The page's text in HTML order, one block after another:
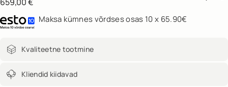
Maksa kümnes võrdses osas 10 x 65.90€
Kvaliteetne tootmine
Kliendid kiidavad